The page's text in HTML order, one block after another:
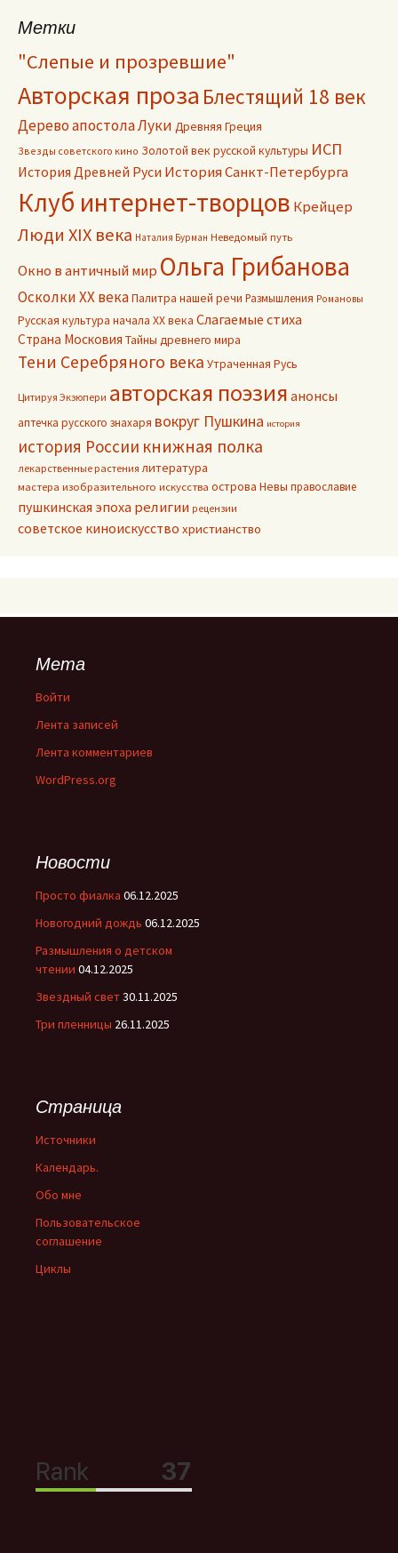
Метки
"Слепые и прозревшие"
Авторская проза Блестящий 18 век
Дерево апостола Луки Древняя Греция
Звезды советского кино Золотой век русской культуры ИСП
История Древней Руси История Санкт-Петербурга
Клуб интернет-творцов Крейцер
Люди XIX века Наталия Бурман Неведомый путь
Окно в античный мир Ольга Грибанова
Осколки ХХ векаПалитра нашей речи Размышления Романовы
Русская культура начала ХХ века Слагаемые стиха
Страна Московия Тайны древнего мира
Тени Серебряного века Утраченная Русь
Цитируя Экзюпери авторская поэзия анонсы
аптечка русского знахаря вокруг Пушкина история
история России книжная полка
лекарственные растения литература
мастера изобразительного искусства острова Невы православие
пушкинская эпоха религии рецензии
советское киноискусство христианство
Мета
Войти
Лента записей
Лента комментариев
WordPress.org
Новости
Просто фиалка 06.12.2025
Новогодний дождь 06.12.2025
Размышления о детском
чтении 04.12.2025
Звездный свет30.11.2025
Три пленницы 26.11.2025
Страница
Источники
Календарь.
Обо мне
Пользовательское
соглашение
Циклы